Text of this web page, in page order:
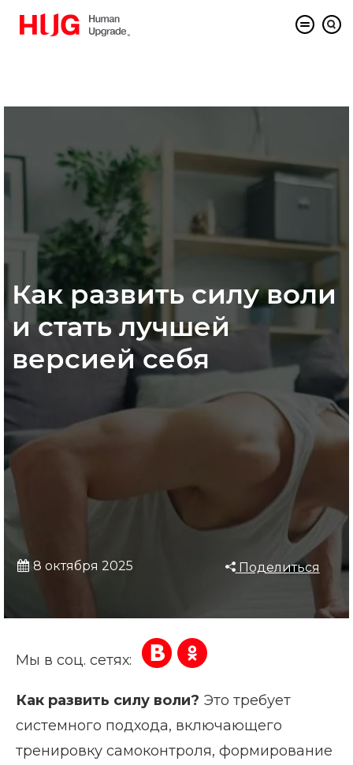
Как развить силу воли
и стать лучшей
версией себя
8 октября 2025 Поделиться
Мы в соц. сетях:
Как развить силу воли? Это требует
системного подхода, включающего
тренировку самоконтроля, формирование